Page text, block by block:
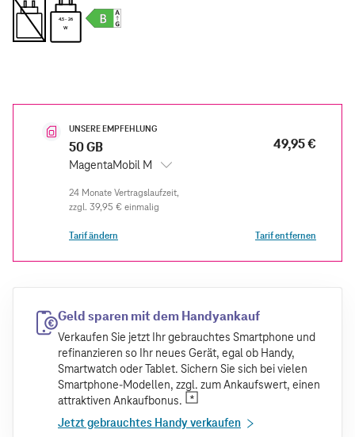
4.5 - 26
W
UNSERE EMPFEHLUNG
50 GB
MagentaMobil M
49,95 €
zzgl. 39,95 € einmalig
Tarif ändern Tarif entfernen
Geld sparen mit dem Handyankauf
Verkaufen Sie jetzt Ihr gebrauchtes Smartphone und
refinanzieren so Ihr neues Gerät, egal ob Handy,
Smartwatch oder Tablet. Sichern Sie sich bei vielen
Smartphone-Modellen, zzgl. zum Ankaufswert, einen
attraktiven Ankaufbonus.
Jetzt gebrauchtes Handy verkaufen